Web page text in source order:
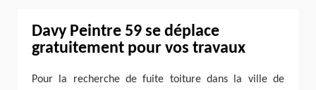
Davy Peintre 59 se déplace
gratuitement pour vos travaux
Pour la recherche de fuite toiture dans la ville de